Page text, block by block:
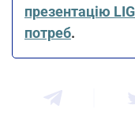
презентацію
потреб.